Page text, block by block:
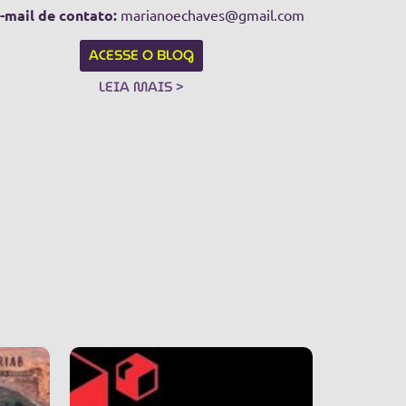
mail de contato:marianoechaves@gmail.com
ACESSE O BLOG
LEIA MAIS >